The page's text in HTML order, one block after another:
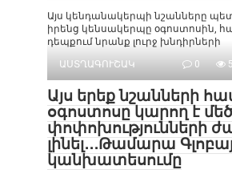
Այս կենդանակերպի նշանները
իրենց կենսակերպը օգոստոսին,
դեպքում նրանք լուրջ խնդիրների
ԱՍՏՂԱԳՈՒՇԱԿ
0
Այս երեք նշանների
օգոստոսը կարող է մեծ
փոփոխությունների
լինել․․․Թամարա
կանխատեսումը